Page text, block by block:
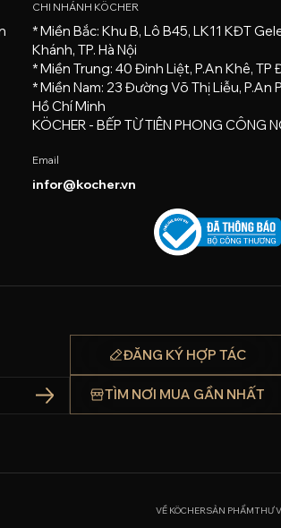
CHI NHÁNH KÖCHER
* Miền Bắc: Khu B, Lô B45, LK11 KĐT
Khánh, TP. Hà Nội
* Miền Trung: 40 Đinh Liệt, P.An Khê, TP
* Miền Nam: 23 Đường Võ Thị Liễu, P.An
Hồ Chí Minh
KÖCHER - BẾP TỪ TIÊN PHONG CÔNG
Email
infor@kocher.vn
ĐĂNG KÝ HỢP TÁC
TÌM NƠI MUA GẦN NHẤT
VỀ KÖCHERSẢN PHẨMTHƯ